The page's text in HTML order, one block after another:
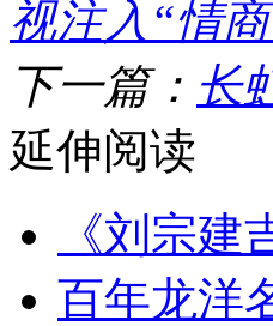
视注入“情
下一篇： 长
延伸阅读
《刘宗
百年龙洋